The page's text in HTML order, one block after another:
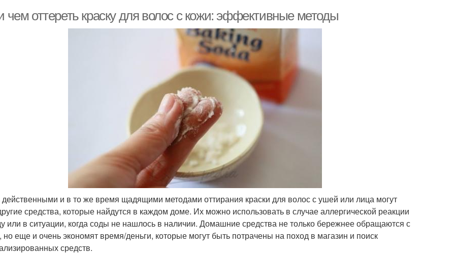
чем оттереть краску для волос с кожи: эффективные методы
и в то же время щадящими методами оттирания краски для волос с ушей или лица могут
средства, которые найдутся в каждом доме. Их можно использовать в случае аллергической реакции
или в ситуации, когда соды не нашлось в наличии. Домашние средства не только бережнее обращаются с
но еще и очень экономят время/деньги, которые могут быть потрачены на поход в магазин и поиск
средств.